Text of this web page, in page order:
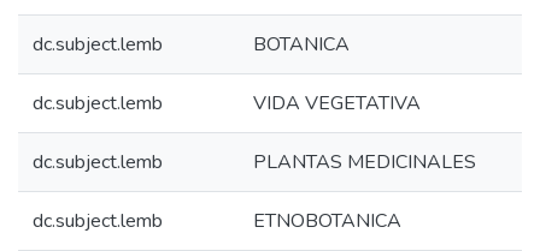
dc.subject.lemb BOTANICA
dc.subject.lemb VIDA VEGETATIVA
dc.subject.lemb PLANTAS MEDICINALES
dc.subject.lemb ETNOBOTANICA